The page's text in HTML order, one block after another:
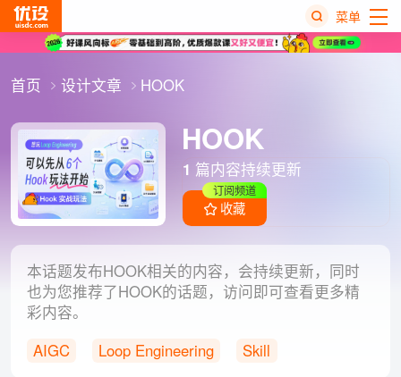
菜单
首页 设计文章 HOOK
HOOK
1 篇内容持续更新
收藏
订阅频道
本话题发布HOOK相关的内容，会持续更新，同时
也为您推荐了HOOK的话题，访问即可查看更多精
彩内容。
AIGC
Loop Engineering Skill